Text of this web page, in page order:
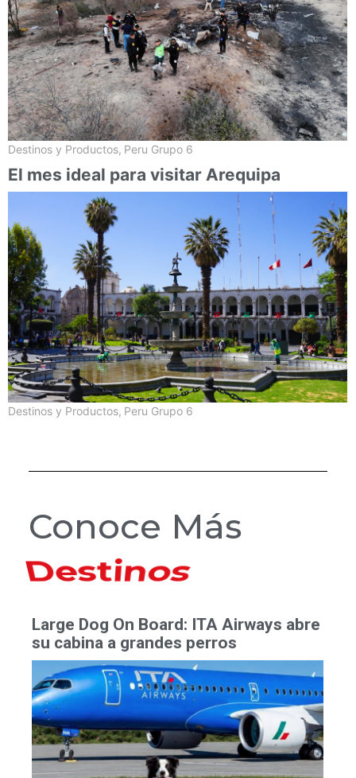
Destinos y Productos, Peru Grupo 6
El mes ideal para visitar Arequipa
Destinos y Productos, Peru Grupo 6
Conoce Más
Hoteles
Large Dog On Board: ITA Airways abre
su cabina a grandes perros